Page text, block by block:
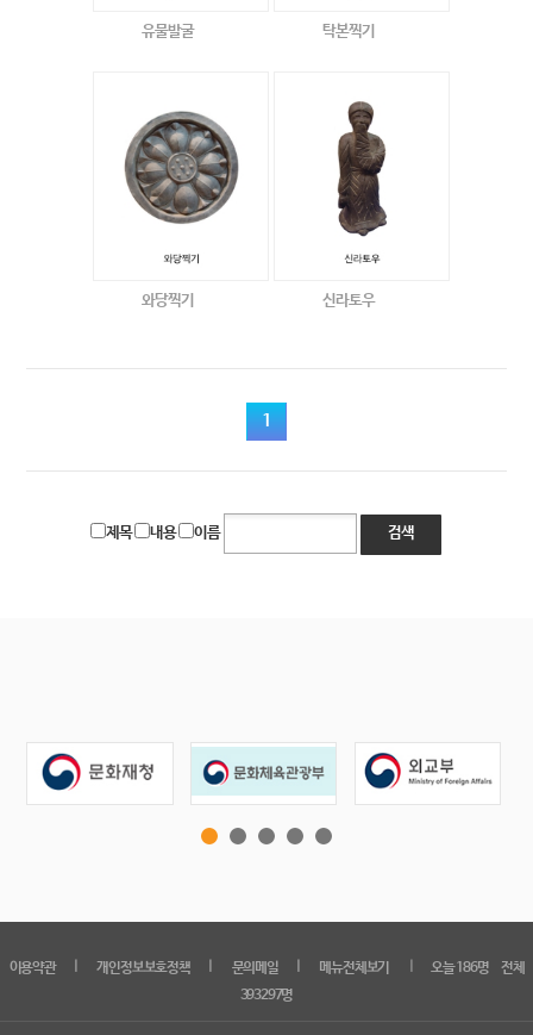
유물발굴 탁본찍기
와당찍기 신라토우
1
제목 내용 이름 검색
이용약관 개인정보보호정책 문의메일 메뉴전체보기
오늘 186명 전체
393297명